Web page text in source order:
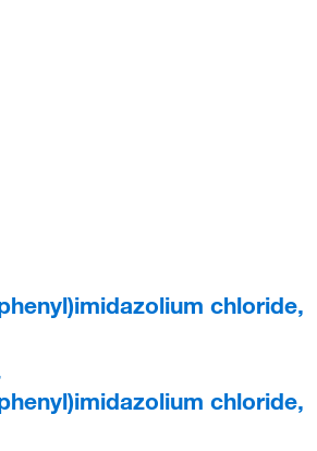
chloride,
chloride,